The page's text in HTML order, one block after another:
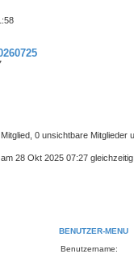
0 unsichtbare Mitglieder
28 Okt 2025 07:27
BENUTZER-MENÜ
Benutzername: